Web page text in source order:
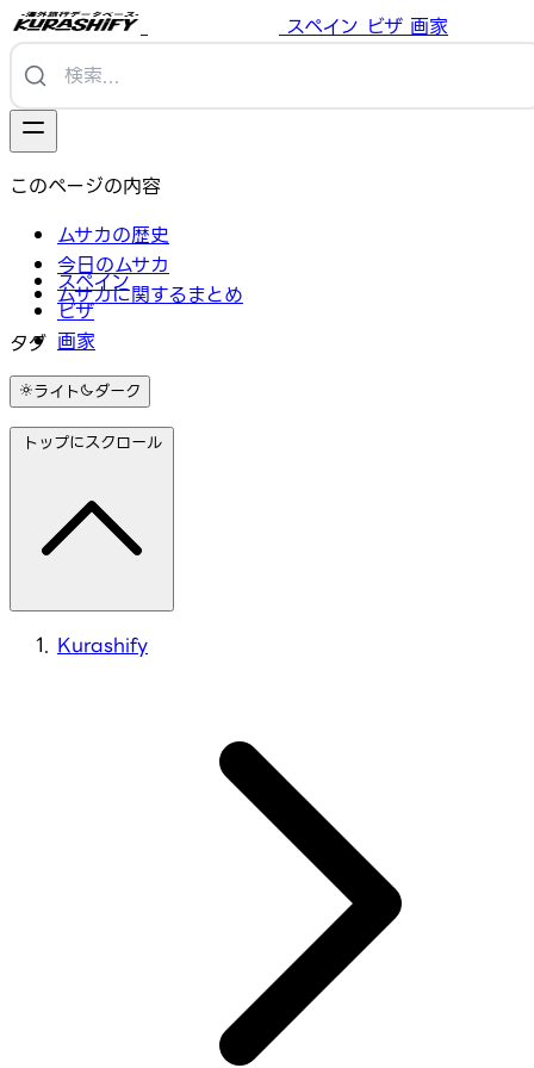
スペイン ビザ 画家
スペイン
ビザ
画家
ライト ダーク
このページの内容
ムサカの歴史
今日のムサカ
ムサカに関するまとめ
タグ
#料理
トップにスクロール
Kurashify